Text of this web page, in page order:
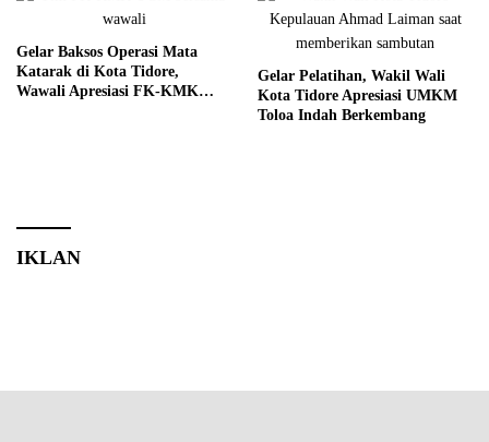
Gelar Baksos Operasi Mata
Katarak di Kota Tidore,
Wawali Apresiasi FK-KMK
Gelar Pelatihan, Wakil Wali
Kota Tidore Apresiasi UMKM
Toloa Indah Berkembang
IKLAN